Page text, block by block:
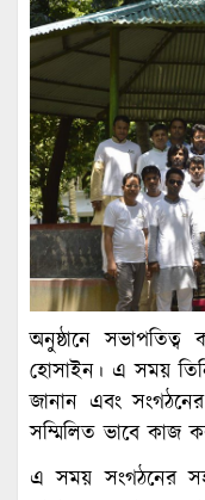
অনুষ্ঠানে
হোসাইন। এ সময়
জানান এবং
সম্মিলিত ভাবে কাজ
এ সময় সংগঠনের